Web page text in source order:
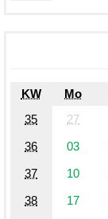
KW Mo
35
27
36
03
37
10
38
17